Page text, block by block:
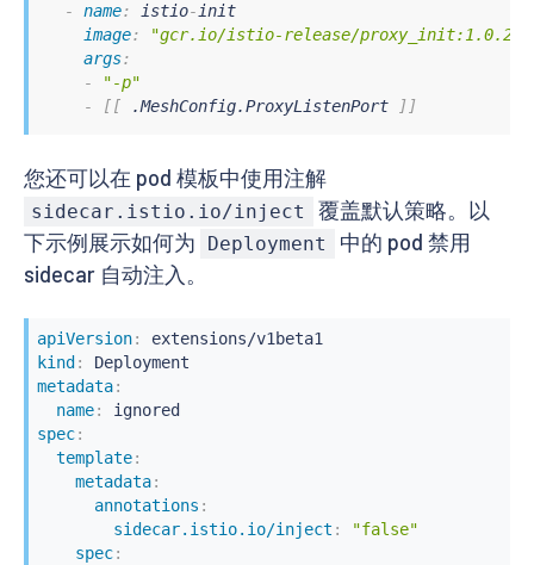
-
name: istio-init
image:
"gcr.io/istio-release/proxy_init:1.0.2"
args:
-
"-p"
-
[[ .MeshConfig.ProxyListenPort ] ]
您还可以在 pod 模板中使用注解
sidecar.istio.io/inject
覆盖默认策略。以
下示例展示如何为
Deployment
中的 pod 禁用
sidecar 自动注入。
apiVersion:
kind :
metadata:
name:
spec:
template:
metadata:
annotations :
sidecar.istio.io/inject :
"false"
spec: